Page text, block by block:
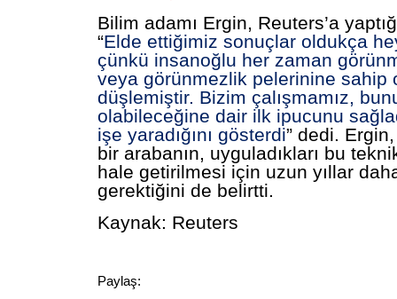
Bilim adamı Ergin, Reuters’a
“Elde ettiğimiz sonuçlar oldukça
çünkü insanoğlu her zaman
veya görünmezlik pelerinine sahip
düşlemiştir. Bizim çalışmamız,
olabileceğine dair ilk ipucunu
işe yaradığını gösterdi” dedi.
bir arabanın, uyguladıkları bu
hale getirilmesi için uzun yıllar
gerektiğini de belirtti.
Kaynak: Reuters
Paylaş: